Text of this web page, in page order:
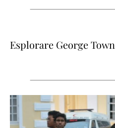
Esplorare George Town